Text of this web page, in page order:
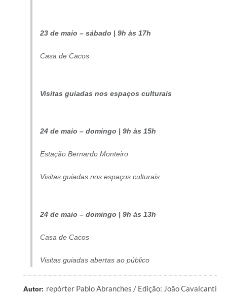
23 de maio – sábado | 9h às 17h
Casa de Cacos
Visitas guiadas nos espaços culturais
24 de maio – domingo | 9h às 15h
Estação Bernardo Monteiro
Visitas guiadas nos espaços culturais
24 de maio – domingo | 9h às 13h
Casa de Cacos
Visitas guiadas abertas ao público
Autor: repórter Pablo Abranches / Edição: João Cavalcanti